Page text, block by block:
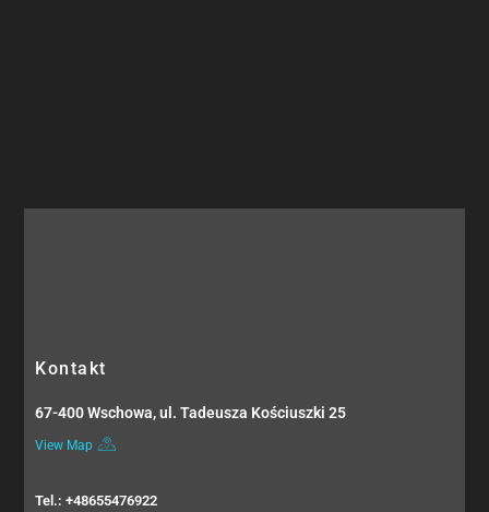
Kontakt
67-400 Wschowa, ul. Tadeusza Kościuszki 25
View Map
Tel.: +48655476922